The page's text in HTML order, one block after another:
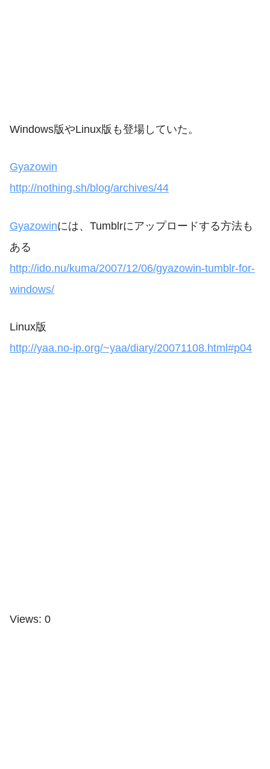
Windows版やLinux版も登場していた。
Gyazowin
http://nothing.sh/blog/archives/44
Gyazowinには、Tumblrにアップロードする方法も
ある
http://ido.nu/kuma/2007/12/06/gyazowin-tumblr-for-
windows/
Linux版
http://yaa.no-ip.org/~yaa/diary/20071108.html#p04
Views: 0